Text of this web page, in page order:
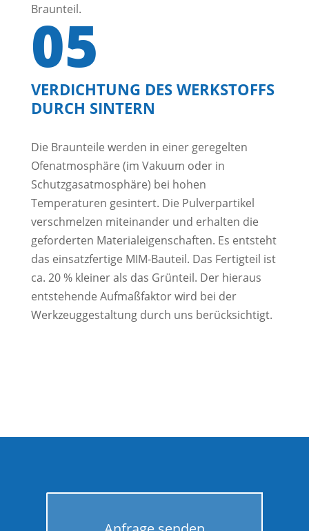
Braunteil.
05
VERDICHTUNG DES WERKSTOFFS
DURCH SINTERN
Die Braunteile werden in einer geregelten
Ofenatmosphäre (im Vakuum oder in
Schutzgasatmosphäre) bei hohen
Temperaturen gesintert. Die Pulverpartikel
verschmelzen miteinander und erhalten die
geforderten Materialeigenschaften. Es entsteht
das einsatzfertige MIM-Bauteil. Das Fertigteil ist
ca. 20 % kleiner als das Grünteil. Der hieraus
entstehende Aufmaßfaktor wird bei der
Werkzeuggestaltung durch uns berücksichtigt.